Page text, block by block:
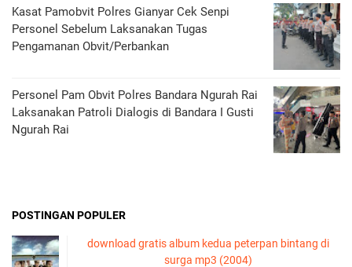
Kasat Pamobvit Polres Gianyar Cek Senpi
Personel Sebelum Laksanakan Tugas
Pengamanan Obvit/Perbankan
Personel Pam Obvit Polres Bandara Ngurah Rai
Laksanakan Patroli Dialogis di Bandara I Gusti
Ngurah Rai
POSTINGAN POPULER
download gratis album kedua peterpan bintang di
surga mp3 (2004)